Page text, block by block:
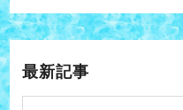
最新記事